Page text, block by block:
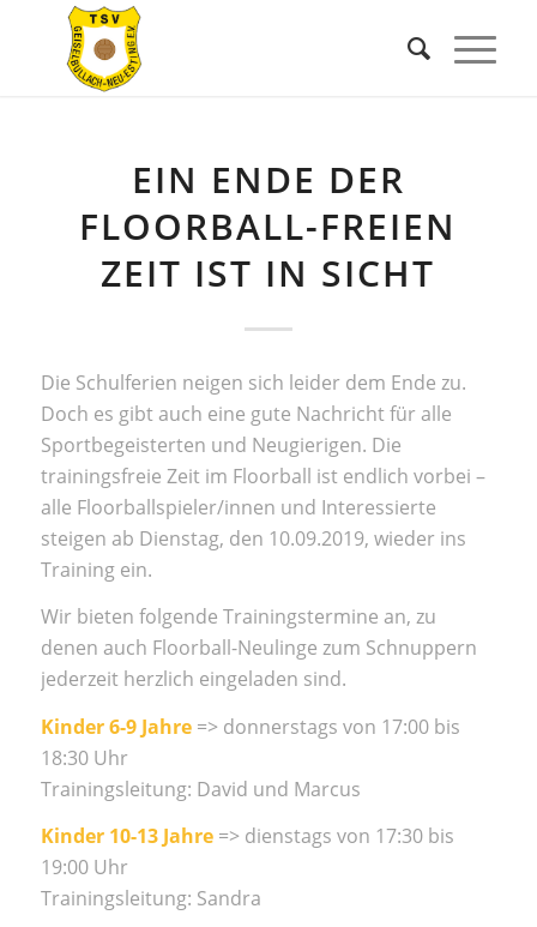
EIN ENDE DER
FLOORBALL-FREIEN
ZEIT IST IN SICHT
Die Schulferien neigen sich leider dem Ende zu.
Doch es gibt auch eine gute Nachricht für alle
Sportbegeisterten und Neugierigen. Die
trainingsfreie Zeit im Floorball ist endlich vorbei –
alle Floorballspieler/innen und Interessierte
steigen ab Dienstag, den 10.09.2019, wieder ins
Training ein.
Wir bieten folgende Trainingstermine an, zu
denen auch Floorball-Neulinge zum Schnuppern
jederzeit herzlich eingeladen sind.
Kinder 6-9 Jahre=> donnerstags von 17:00 bis
18:30 Uhr
Trainingsleitung: David und Marcus
Kinder 10-13 Jahre=> dienstags von 17:30 bis
19:00 Uhr
Trainingsleitung: Sandra